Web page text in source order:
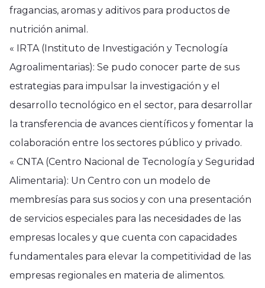
fragancias, aromas y aditivos para productos de
nutrición animal.
« IRTA (Instituto de Investigación y Tecnología
Agroalimentarias): Se pudo conocer parte de sus
estrategias para impulsar la investigación y el
desarrollo tecnológico en el sector, para desarrollar
la transferencia de avances científicos y fomentar la
colaboración entre los sectores público y privado.
« CNTA (Centro Nacional de Tecnología y Seguridad
Alimentaria): Un Centro con un modelo de
membresías para sus socios y con una presentación
de servicios especiales para las necesidades de las
empresas locales y que cuenta con capacidades
fundamentales para elevar la competitividad de las
empresas regionales en materia de alimentos.